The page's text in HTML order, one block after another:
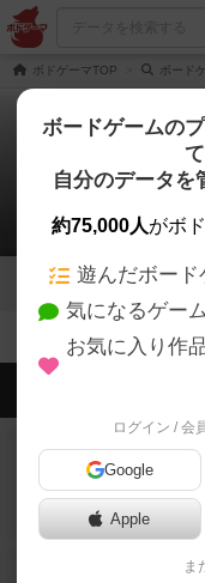
ボドゲーマTOP ボード
ガ
4
レビュー
ボードゲームの
て
自分のデータを
約75,000人がボ
遊んだボード
気になるゲー
お気に入り作
ログイン / 会
Google
Apple
ま